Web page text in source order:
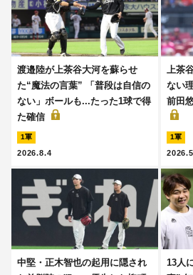
渡邉陸が上茶谷大河を蘇らせ
た“魔法の言葉” 「普段は自信の
ない」ボールも...たった1球で得
た確信
1軍
2026.8.4
上茶
ない
前田
1軍
中堅・正木智也の起用に隠され
13人